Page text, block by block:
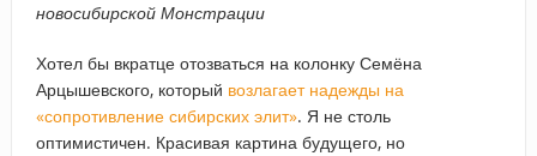
новосибирской Монстрации
Хотел бы вкратце отозваться на колонку Семёна
Арцышевского, который возлагает надежды на
«сопротивление сибирских элит». Я не столь
оптимистичен. Красивая картина будущего, но